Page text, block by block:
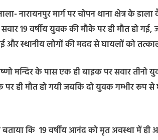
नारायनपुर मार्ग पर चोपन थाना क्षेत्र के
19 वर्षीय युवक की मौके पर ही मौत हो
स्थानीय लोगों की मदद से घायलों को
वैष्णो मन्दिर के पास एक ही बाइक पर सवार
ही मौत हो गयी जबकि दो युवक गम्भीर रूप से
कि 19 वर्षीय आनंद को मृत अवस्था में ही